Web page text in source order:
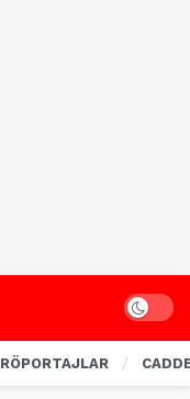
Dark
RÖPORTAJLAR